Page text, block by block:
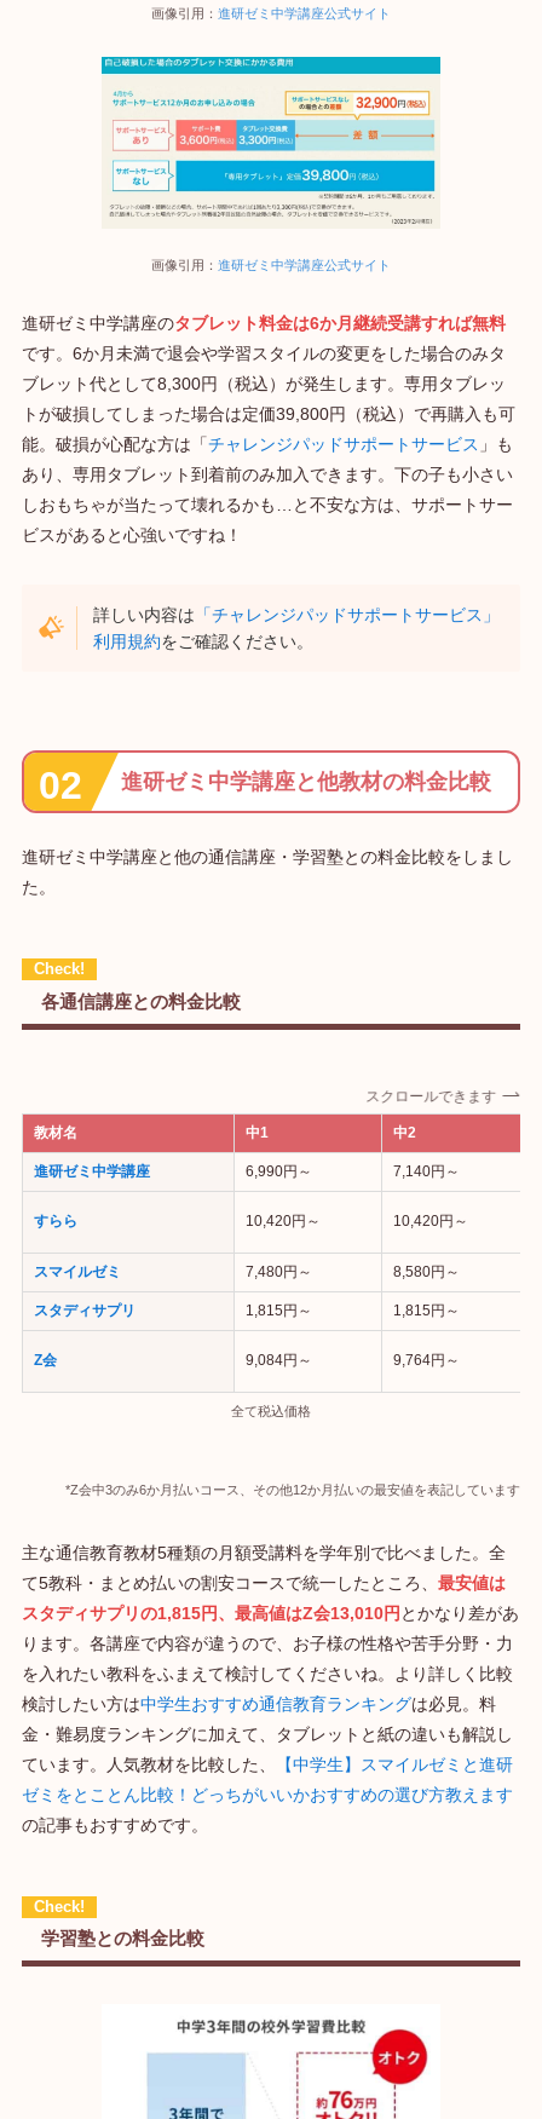
画像引用： 進研ゼミ中学講座公式サイト
画像引用： 進研ゼミ中学講座公式サイト
進研ゼミ中学講座のタブレット料金は6か月継続受講すれば無料
です。6か月未満で退会や学習スタイルの変更をした場合のみタ
ブレット代として8,300円（税込）が発生します。専用タブレッ
トが破損してしまった場合は定価39,800円（税込）で再購入も可
能。破損が心配な方は「チャレンジパッドサポートサービス 」も
あり、専用タブレット到着前のみ加入できます。下の子も小さい
しおもちゃが当たって壊れるかも…と不安な方は、サポートサー
ビスがあると心強いですね！
詳しい内容は 「チャレンジパッドサポートサービス」
利用規約をご確認ください。
進研ゼミ中学講座と他教材の料金比較
進研ゼミ中学講座と他の通信講座・学習塾との料金比較をしまし
た。
各通信講座との料金比較
スクロールできます
教材名 中1 中2
進研ゼミ中学講座 6,990円～ 7,140円～
すらら 10,420円～ 10,420円～
スマイルゼミ 7,480円～ 8,580円～
スタディサプリ 1,815円～ 1,815円～
Z会 9,084円～ 9,764円～
全て税込価格
*Z会中3のみ6か月払いコース、その他12か月払いの最安値を表記しています
主な通信教育教材5種類の月額受講料を学年別で比べました。全
て5教科・まとめ払いの割安コースで統一したところ、 最安値は
スタディサプリの1,815円、最高値はZ会13,010円 とかなり差があ
ります。各講座で内容が違うので、お子様の性格や苦手分野・力
を入れたい教科をふまえて検討してくださいね。より詳しく比較
検討したい方は中学生おすすめ通信教育ランキングは必見。料
金・難易度ランキングに加えて、タブレットと紙の違いも解説し
ています。人気教材を比較した、
【中学生】スマイルゼミと進研
ゼミをとことん比較！どっちがいいかおすすめの選び方教えます
の記事もおすすめです。
学習塾との料金比較